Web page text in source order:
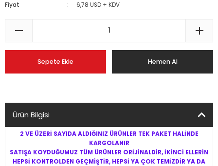
Fiyat
6,78 USD + KDV
Sepete Ekle Hemen Al
Ürün Bilgisi
2 VE ÜZERİ SAYIDA ALDIĞINIZ ÜRÜNLER TEK PAKET HALİNDE
KARGOLANIR
SATIŞA KOYDUĞUMUZ TÜM ÜRÜNLER ORİJİNALDİR, İKİNCİ ELLERİN
HEPSİ KONTROLDEN GEÇMİŞTİR, HEPSİ YA ÇOK TEMİZDİR YA DA